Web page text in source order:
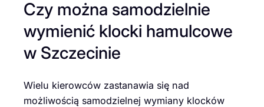
Czy można samodzielnie
wymienić klocki hamulcowe
w Szczecinie
Wielu kierowców zastanawia się nad
możliwością samodzielnej wymiany klocków